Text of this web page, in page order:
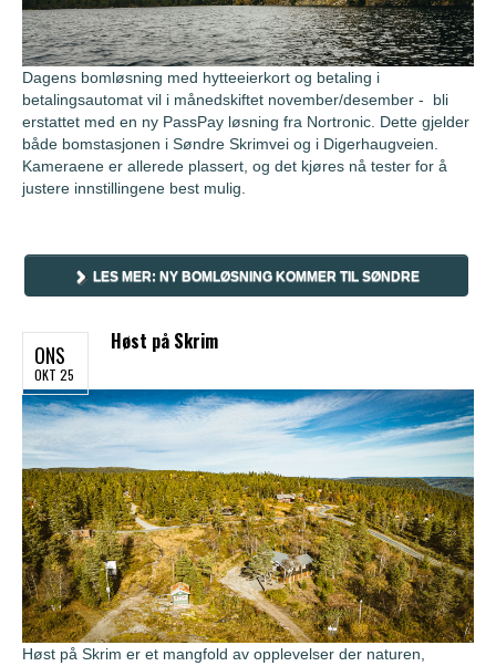
Dagens bomløsning med hytteeierkort og betaling i
betalingsautomat vil i månedskiftet november/desember - bli
erstattet med en ny PassPay løsning fra Nortronic. Dette gjelder
både bomstasjonen i Søndre Skrimvei og i Digerhaugveien.
Kameraene er allerede plassert, og det kjøres nå tester for å
justere innstillingene best mulig.
LES MER: NY BOMLØSNING KOMMER TIL SØNDRE
ONS
OKT 25
Høst på Skrim
Høst på Skrim er et mangfold av opplevelser der naturen,